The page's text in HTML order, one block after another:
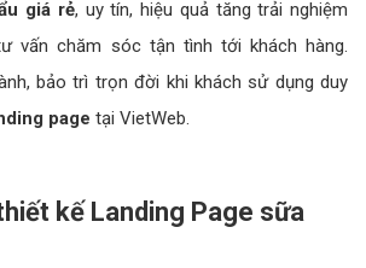
giá rẻ, uy tín, hiệu quả tăng trải nghiệm
vấn chăm sóc tận tình tới khách hàng.
bảo trì trọn đời khi khách sử dụng duy
page tại VietWeb.
kế Landing Page sữa